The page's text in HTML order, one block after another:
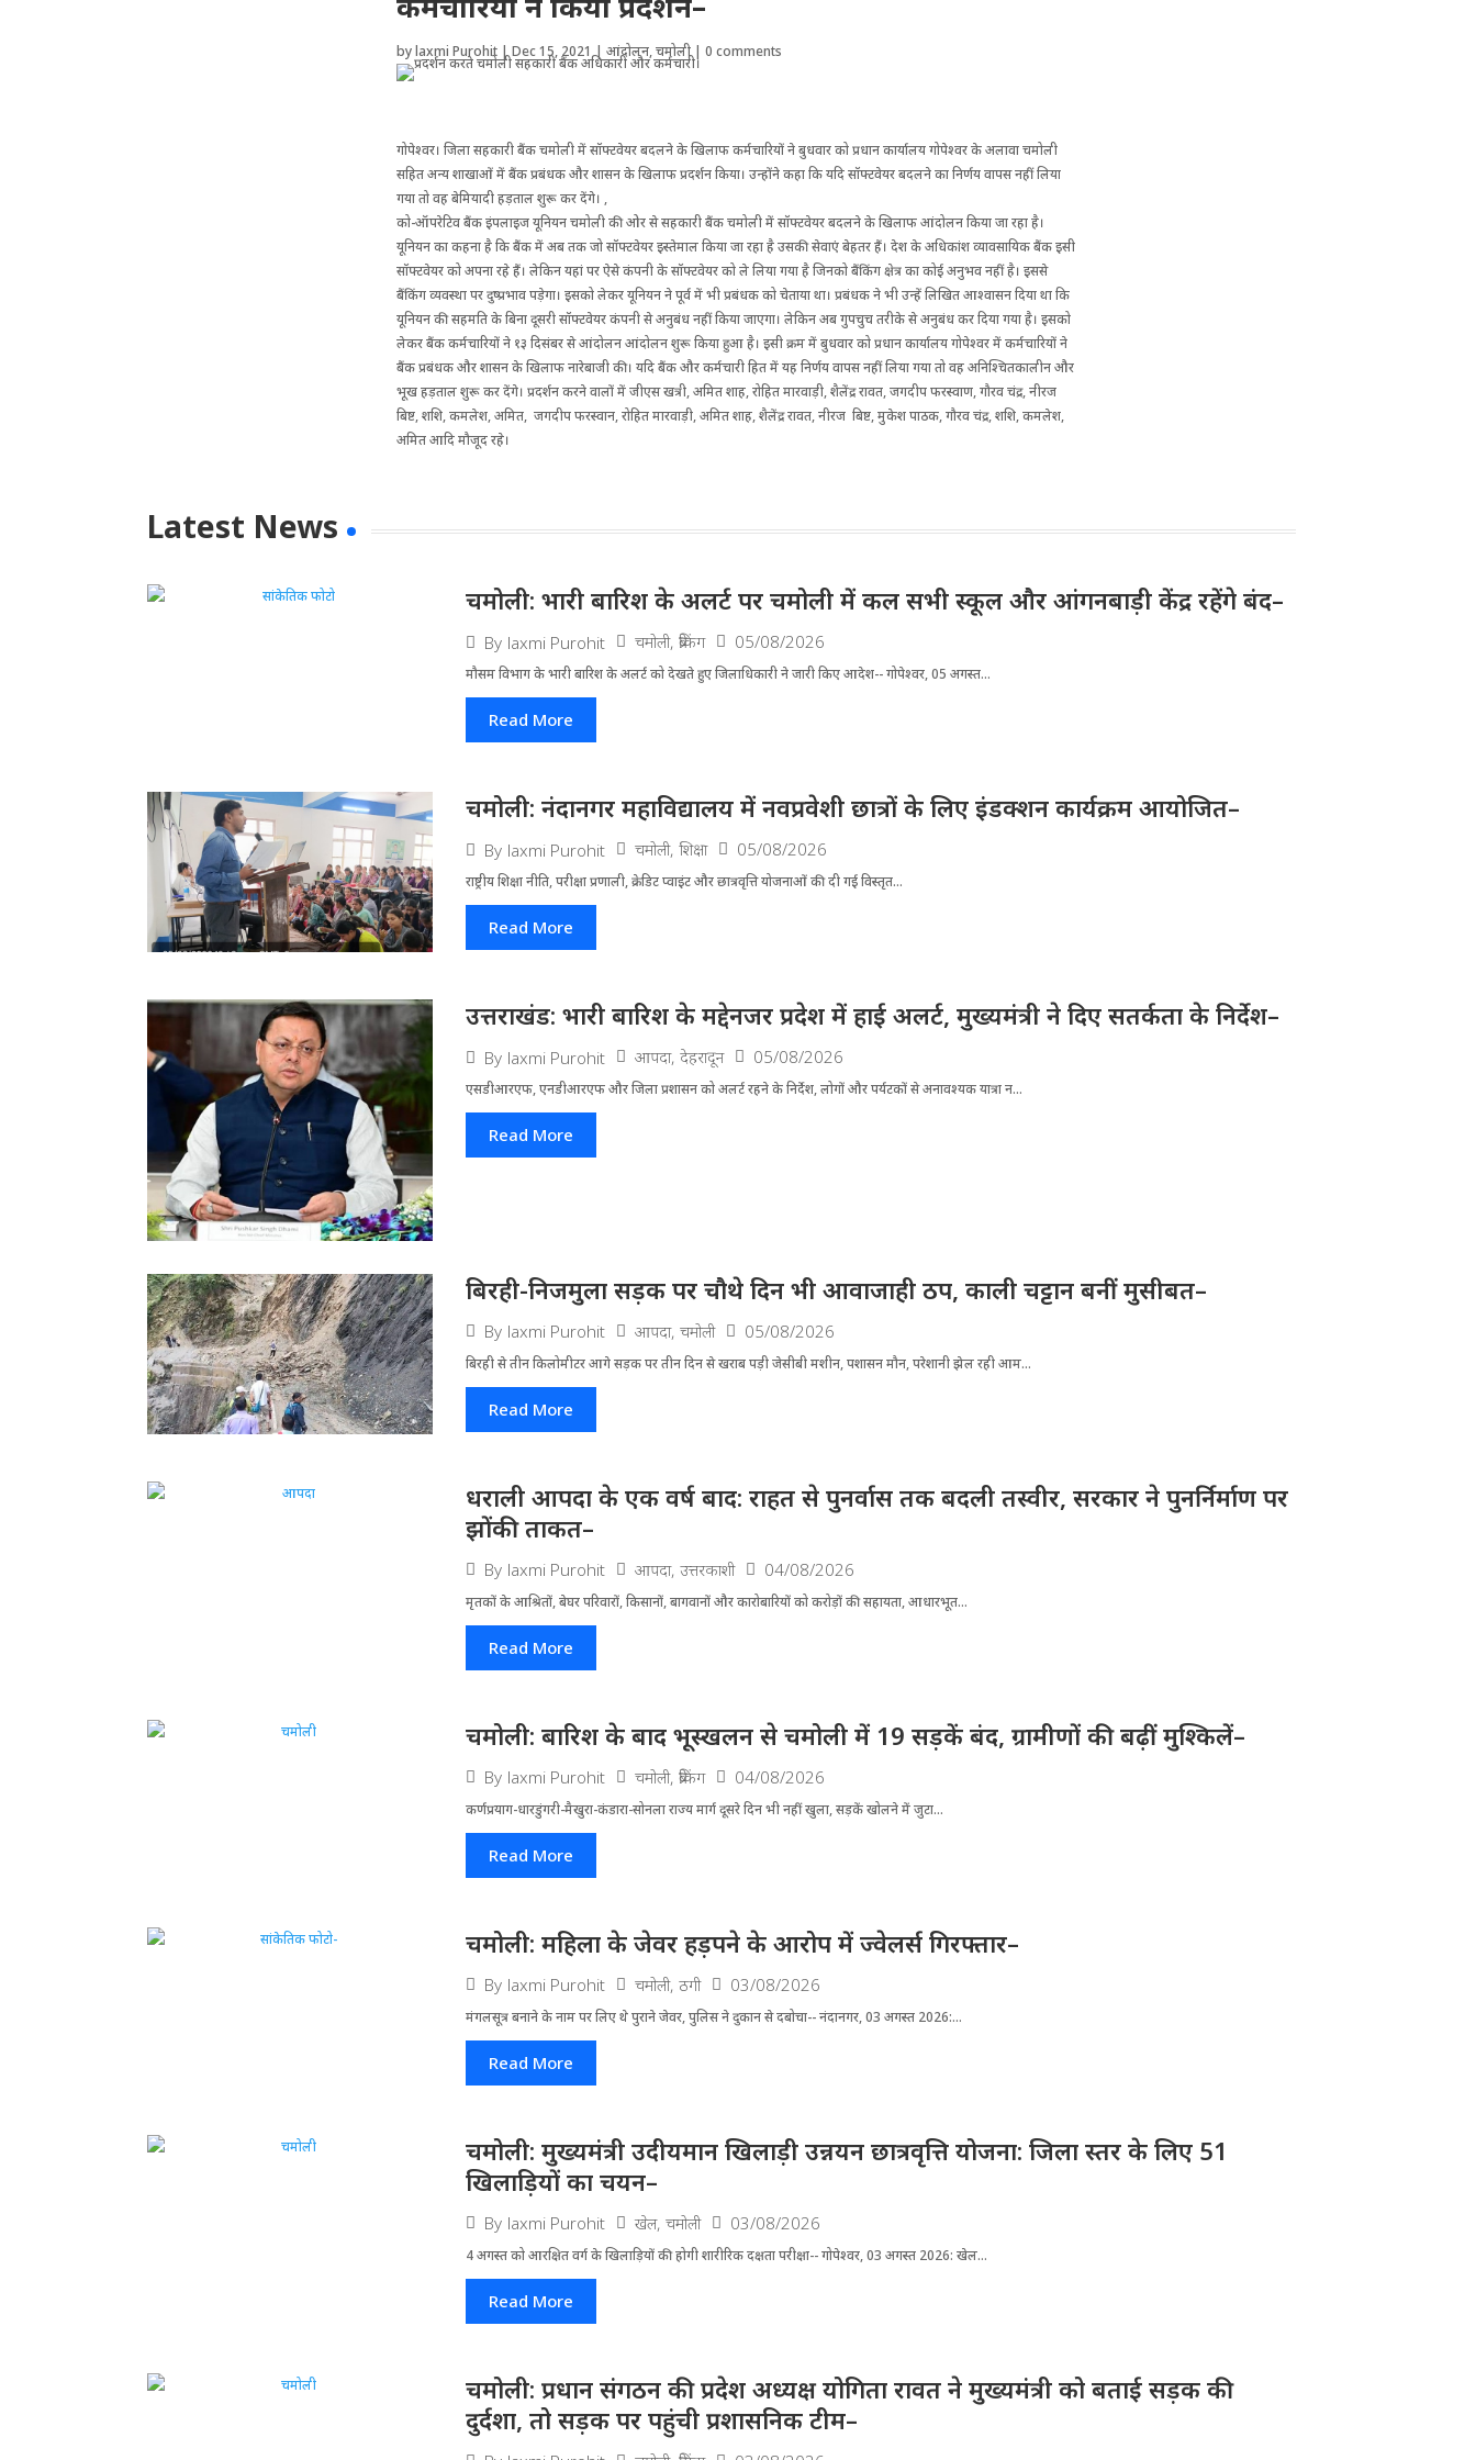
bylaxmi Purohit |Dec 15, 2021|आंदोलन,चमोली|0 comments
गोपेश्वर। जिला सहकारी बैंक चमोली में सॉफ्टवेयर बदलने के खिलाफ कर्मचारियों ने बुधवार को प्रधान कार्यालय गोपेश्वर के अलावा चमोली
सहित अन्य शाखाओं में बैंक प्रबंधक और शासन के खिलाफ प्रदर्शन किया। उन्होंने कहा कि यदि सॉफ्टवेयर बदलने का निर्णय वापस नहीं लिया
गया तो वह बेमियादी हड़ताल शुरू कर देंगे। ,
को-ऑपरेटिव बैंक इंपलाइज यूनियन चमोली की ओर से सहकारी बैंक चमोली में सॉफ्टवेयर बदलने के खिलाफ आंदोलन किया जा रहा है।
यूनियन का कहना है कि बैंक में अब तक जो सॉफ्टवेयर इस्तेमाल किया जा रहा है उसकी सेवाएं बेहतर हैं। देश के अधिकांश व्यावसायिक बैंक इसी
सॉफ्टवेयर को अपना रहे हैं। लेकिन यहां पर ऐसे कंपनी के सॉफ्टवेयर को ले लिया गया है जिनको बैंकिंग क्षेत्र का कोई अनुभव नहीं है। इससे
बैंकिंग व्यवस्था पर दुष्प्रभाव पड़ेगा। इसको लेकर यूनियन ने पूर्व में भी प्रबंधक को चेताया था। प्रबंधक ने भी उन्हें लिखित आश्वासन दिया था कि
यूनियन की सहमति के बिना दूसरी सॉफ्टवेयर कंपनी से अनुबंध नहीं किया जाएगा। लेकिन अब गुपचुच तरीके से अनुबंध कर दिया गया है। इसको
लेकर बैंक कर्मचारियों ने १३ दिसंबर से आंदोलन आंदोलन शुरू किया हुआ है। इसी क्रम में बुधवार को प्रधान कार्यालय गोपेश्वर में कर्मचारियों ने
बैंक प्रबंधक और शासन के खिलाफ नारेबाजी की। यदि बैंक और कर्मचारी हित में यह निर्णय वापस नहीं लिया गया तो वह अनिश्चितकालीन और
भूख हड़ताल शुरू कर देंगे। प्रदर्शन करने वालों में जीएस खत्री, अमित शाह, रोहित मारवाड़ी, शैलेंद्र रावत, जगदीप फरस्वाण, गौरव चंद्र, नीरज
बिष्ट, शशि, कमलेश, अमित, जगदीप फरस्वान, रोहित मारवाड़ी, अमित शाह, शैलेंद्र रावत, नीरज बिष्ट, मुकेश पाठक, गौरव चंद्र, शशि, कमलेश,
अमित आदि मौजूद रहे।
Latest News
चमोली: भारी बारिश के अलर्ट पर चमोली में कल सभी स्कूल और आंगनबाड़ी केंद्र रहेंगे बंद–
By laxmi Purohit चमोली, ब्रेकिंग 05/08/2026
मौसम विभाग के भारी बारिश के अलर्ट को देखते हुए जिला​धिकारी ने जारी किए आदेश-- गोपेश्वर, 05 अगस्त...
Read More
चमोली: नंदानगर महाविद्यालय में नवप्रवेशी छात्रों के लिए इंडक्शन कार्यक्रम आयोजित–
By laxmi Purohit चमोली, शिक्षा 05/08/2026
राष्ट्रीय शिक्षा नीति, परीक्षा प्रणाली, क्रेडिट प्वाइंट और छात्रवृत्ति योजनाओं की दी गई विस्तृत...
Read More
उत्तराखंड: भारी बारिश के मद्देनजर प्रदेश में हाई अलर्ट, मुख्यमंत्री ने दिए सतर्कता के निर्देश–
By laxmi Purohit आपदा, देहरादून 05/08/2026
एसडीआरएफ, एनडीआरएफ और जिला प्रशासन को अलर्ट रहने के निर्देश, लोगों और पर्यटकों से अनावश्यक यात्रा न...
Read More
बिरही-निजमुला सड़क पर चौथे दिन भी आवाजाही ठप, काली चट्टान बनीं मुसीबत–
By laxmi Purohit आपदा, चमोली 05/08/2026
बिरही से तीन किलोमीटर आगे सड़क पर तीन दिन से खराब पड़ी जेसीबी मशीन, पशासन मौन, परेशानी झेल रही आम...
Read More
धराली आपदा के एक वर्ष बाद: राहत से पुनर्वास तक बदली तस्वीर, सरकार ने पुनर्निर्माण पर
झोंकी ताकत–
By laxmi Purohit आपदा, उत्तरकाशी 04/08/2026
मृतकों के आश्रितों, बेघर परिवारों, किसानों, बागवानों और कारोबारियों को करोड़ों की सहायता, आधारभूत...
Read More
चमोली: बारिश के बाद भूस्खलन से चमोली में 19 सड़कें बंद, ग्रामीणों की बढ़ीं मुश्किलें–
By laxmi Purohit चमोली, ब्रेकिंग 04/08/2026
कर्णप्रयाग-धारडुंगरी-मैखुरा-कंडारा-सोनला राज्य मार्ग दूसरे दिन भी नहीं खुला, सड़कें खोलने में जुटा...
Read More
चमोली: महिला के जेवर हड़पने के आरोप में ज्वेलर्स गिरफ्तार–
By laxmi Purohit चमोली, ठगी 03/08/2026
मंगलसूत्र बनाने के नाम पर लिए थे पुराने जेवर, पुलिस ने दुकान से दबोचा-- नंदानगर, 03 अगस्त 2026:...
Read More
चमोली: मुख्यमंत्री उदीयमान खिलाड़ी उन्नयन छात्रवृत्ति योजना: जिला स्तर के लिए 51
खिलाड़ियों का चयन–
By laxmi Purohit खेल, चमोली 03/08/2026
4 अगस्त को आरक्षित वर्ग के खिलाड़ियों की होगी शारीरिक दक्षता परीक्षा-- गोपेश्वर, 03 अगस्त 2026: खेल...
Read More
चमोली: प्रधान संगठन की प्रदेश अध्यक्ष योगिता रावत ने मुख्यमंत्री को बताई सड़क की
दुर्दशा, तो सड़क पर पहुंची प्रशासनिक टीम–